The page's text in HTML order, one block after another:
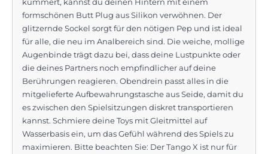
formschönen Butt Plug aus Silikon verwöhnen. Der
glitzernde Sockel sorgt für den nötigen Pep und ist ideal
für alle, die neu im Analbereich sind. Die weiche, mollige
Augenbinde trägt dazu bei, dass deine Lustpunkte oder
die deines Partners noch empfindlicher auf deine
Berührungen reagieren. Obendrein passt alles in die
mitgelieferte Aufbewahrungstasche aus Seide, damit du
es zwischen den Spielsitzungen diskret transportieren
kannst. Schmiere deine Toys mit Gleitmittel auf
Wasserbasis ein, um das Gefühl während des Spiels zu
maximieren. Bitte beachten Sie: Der Tango X ist nur für